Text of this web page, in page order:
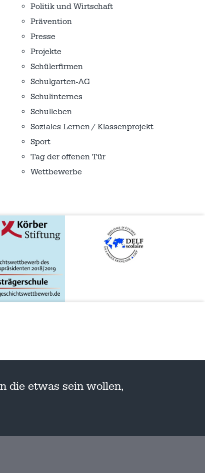
Politik und Wirtschaft
Prävention
Presse
Projekte
Schülerfirmen
Schulgarten-AG
Schulinternes
Schulleben
Soziales Lernen / Klassenprojekt
Sport
Tag der offenen Tür
Wettbewerbe
die etwas sein wollen,